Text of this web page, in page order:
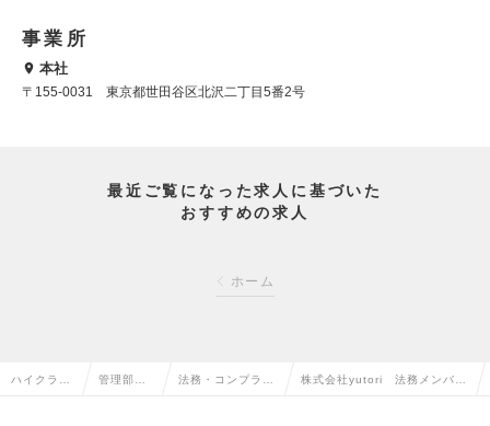
事業所
本社
〒155-0031 東京都世田谷区北沢二丁目5番2号
最近ご覧になった求人に基づいた
おすすめの求人
ホーム
ハイクラス 管理部門 法務・コンプライ 株式会社yutori 法務メンバ